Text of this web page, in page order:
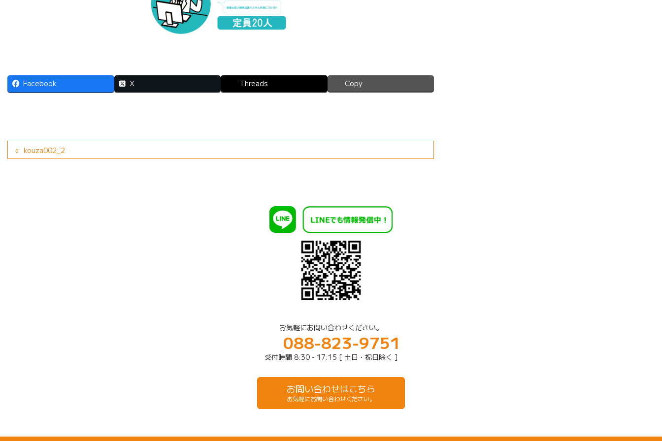
Facebook X Threads Copy
kouza002_2
お気軽にお問い合わせください。
088-823-9751
受付時間 8:30 - 17:15 [ 土日・祝日除く ]
お問い合わせはこちら
お気軽にお問い合わせください。